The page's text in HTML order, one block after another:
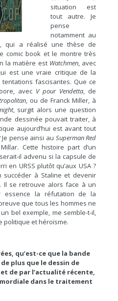
situation est
tout autre. Je
pense
notamment au
qui a réalisé une thèse de
comic book et le montre très
la matière est Watchmen, avec
est une vraie critique de la
fascisantes. Que ce
avec V pour Vendetta , de
, ou de Franck Miller, à
, surgit alors une question
dessinée pouvait traiter, à
aujourd’hui est avant tout
pense ainsi au Superman Red
Cette histoire part d’un
il advenu si la capsule de
en URSS plutôt qu’aux USA ?
succéder à Staline et devenir
Il se retrouve alors face à un
la réfutation de la
que tous les hommes ne
bel exemple, me semble-t-il,
politique et héroïsme.
qu’est-ce que la bande
plus que le dessin de
de par l’actualité récente,
dans le traitement